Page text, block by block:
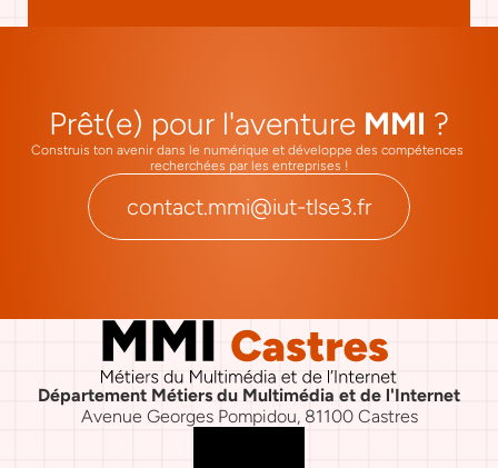
Prêt(e) pour l'aventure MMI ?
Construis ton avenir dans le numérique et développe des compétences
recherchées par les entreprises !
contact.mmi@iut-tlse3.fr
Département Métiers du Multimédia et de l'Internet
Avenue Georges Pompidou, 81100 Castres